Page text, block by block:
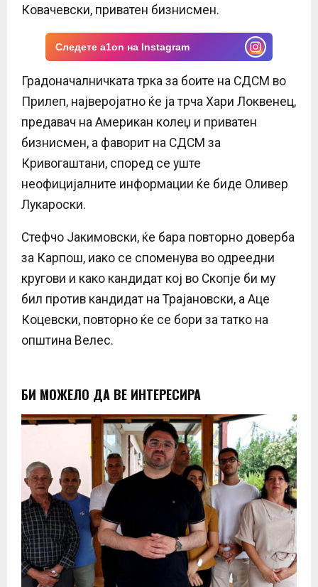
UКовачевски, приватен бизнисмен.
Следете a1on на Instagram
Градоначалничката трка за боите на СДСМ во
Прилеп, најверојатно ќе ја трча Хари Локвенец,
предавач на Американ колеџ и приватен
бизнисмен, а фаворит на СДСМ за
Кривогаштани, според се уште
неофицијалните информации ќе биде Оливер
Лукароски.
Стефчо Јакимовски, ќе бара повторно доверба
за Карпош, иако се споменува во одреедни
кругови и како кандидат кој во Скопје би му
бил против кандидат на Трајановски, а Аце
Коцевски, повторно ќе се бори за татко на
општина Велес.
БИ МОЖЕЛО ДА ВЕ ИНТЕРЕСИРА